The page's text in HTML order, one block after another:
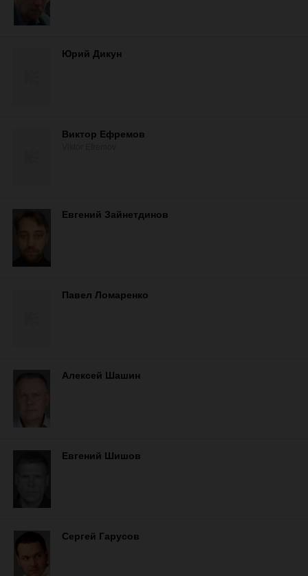
Юрий Дикун
Виктор Ефремов
Евгений Зайнетдинов
Павел Ломаренко
Алексей Шашин
Евгений Шишов
Сергей Гарусов